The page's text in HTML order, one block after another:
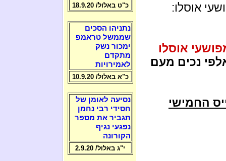
אוסלו:
אוסלו
נכים מעם
החמישי
כ"ט באלול/ 18.9.20
נתניהו הסכים
שממשל טראמפ
ימכור נשק
מתקדם
לאמירויות
כ"א באלול/ 10.9.20
נסיעה לאומן של
חסידי רבי נחמן
תגביר את מספר
נפגעי נגיף
הקורונה
י"ג באלול/ 2.9.20